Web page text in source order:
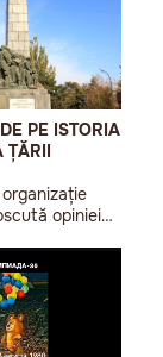
PE ISTORIA
opiniei
„Liga
a
o
modestă,
Uniunea
monumente